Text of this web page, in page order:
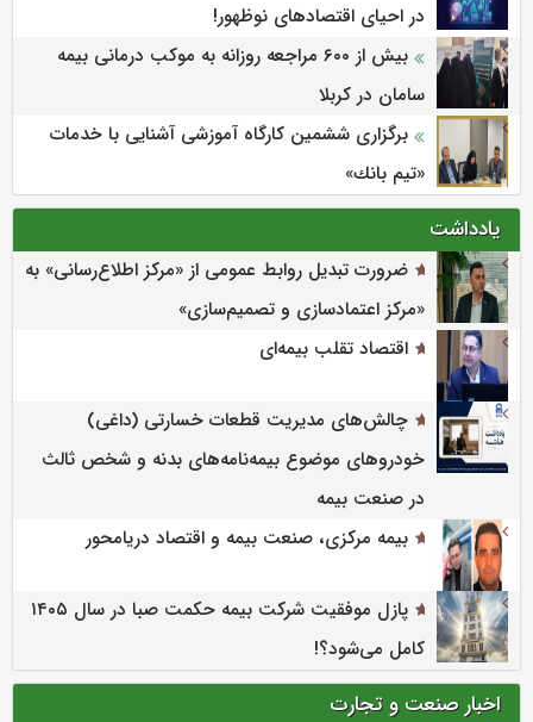
در احیای اقتصادهای نوظهور!
بیش از ۶۰۰ مراجعه روزانه به موکب درمانی بیمه
سامان در کربلا
برگزاری ششمین كارگاه آموزشی آشنایی با خدمات
«تیم بانك»
یادداشت
ضرورت تبدیل روابط عمومی از «مرکز اطلاع‌رسانی» به
«مرکز اعتمادسازی و تصمیم‌سازی»
اقتصاد تقلب بیمه‌ای
چالش‌های مدیریت قطعات خسارتی (داغی)
خودروهای موضوع بیمه‌نامه‌های بدنه و شخص ثالث
در صنعت بیمه
بیمه مرکزی، صنعت بیمه و اقتصاد دریامحور
پازل موفقیت شرکت بیمه حکمت صبا در سال ۱۴۰۵
کامل می‌شود؟!
اخبار صنعت و تجارت